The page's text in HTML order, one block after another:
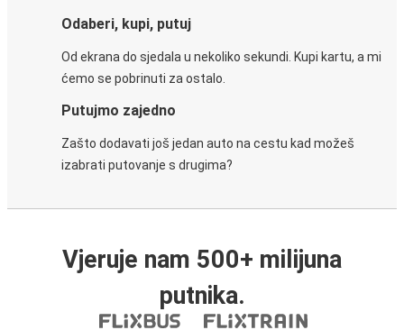
Odaberi, kupi, putuj
Od ekrana do sjedala u nekoliko sekundi. Kupi kartu, a mi
ćemo se pobrinuti za ostalo.
Putujmo zajedno
Zašto dodavati još jedan auto na cestu kad možeš
izabrati putovanje s drugima?
Vjeruje nam 500+ milijuna
putnika.